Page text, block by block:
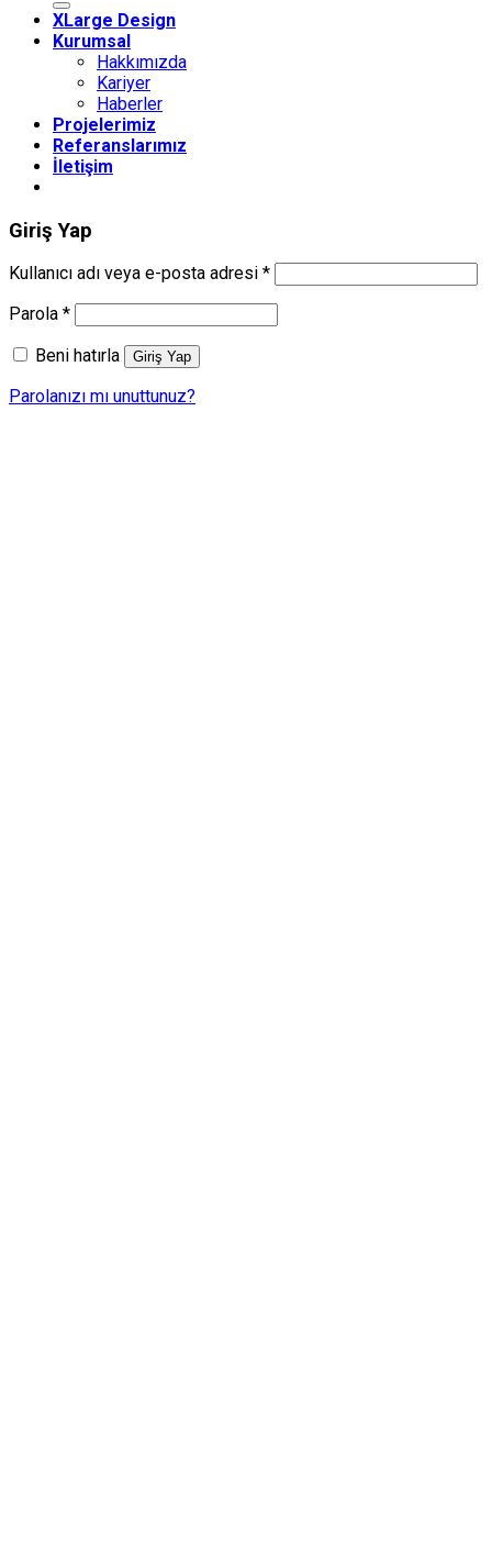
XLarge Design
Kurumsal
Hakkımızda
Kariyer
Haberler
Projelerimiz
Referanslarımız
İletişim
Giriş Yap
Kullanıcı adı veya e-posta adresi *Gerekli
Parola *Gerekli
Beni hatırla Giriş Yap
Parolanızı mı unuttunuz?